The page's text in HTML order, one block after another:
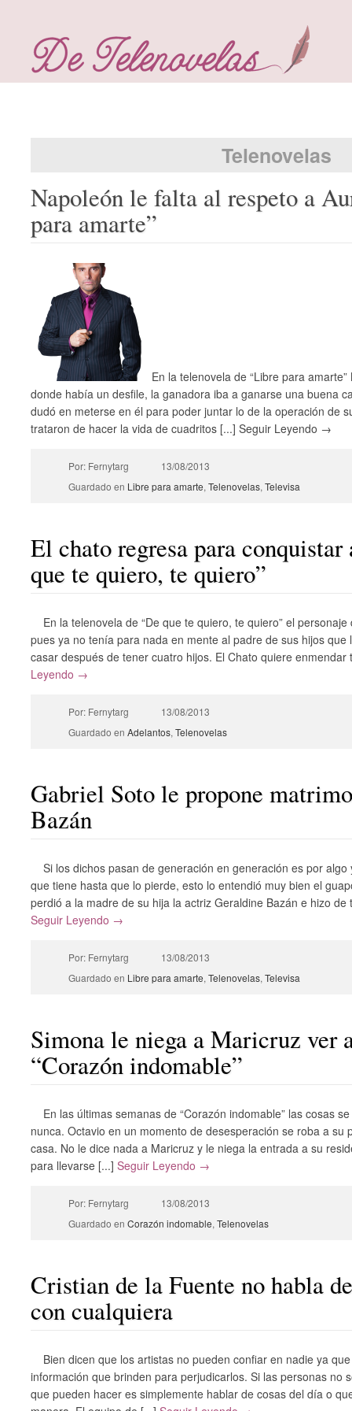
Telenovelas
Napoleón le falta al respeto a
para amarte”
En la telenovela de “Libre para
donde había un desfile, la ganadora iba a ganarse una buena
dudó en meterse en él para poder juntar lo de la operación de
trataron de hacer la vida de cuadritos [...] Seguir Leyendo →
Por: Fernytarg
13/08/2013
Guardado en Libre para amarte, Telenovelas, Televisa
El chato regresa para
que te quiero, te quiero”
En la telenovela de “De que te quiero, te quiero” el
pues ya no tenía para nada en mente al padre de sus hijos
casar después de tener cuatro hijos. El Chato quiere
Leyendo →
Por: Fernytarg
13/08/2013
Guardado en Adelantos, Telenovelas
Gabriel Soto le propone
Bazán
Si los dichos pasan de generación en generación es por
que tiene hasta que lo pierde, esto lo entendió muy bien el
perdió a la madre de su hija la actriz Geraldine Bazán e hizo
Seguir Leyendo →
Por: Fernytarg
13/08/2013
Guardado en Libre para amarte, Telenovelas, Televisa
Simona le niega a Maricruz ver
“Corazón indomable”
En las últimas semanas de “Corazón indomable” las cosas
nunca. Octavio en un momento de desesperación se roba a su
casa. No le dice nada a Maricruz y le niega la entrada a su
para llevarse [...]Seguir Leyendo →
Por: Fernytarg
13/08/2013
Guardado en Corazón indomable, Telenovelas
Cristian de la Fuente no habla
con cualquiera
Bien dicen que los artistas no pueden confiar en nadie ya
información que brinden para perjudicarlos. Si las personas no
que pueden hacer es simplemente hablar de cosas del día o